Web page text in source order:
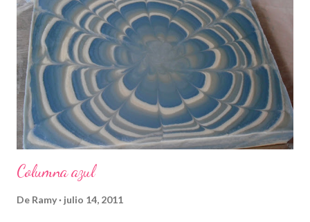
Columna azul
De Ramy julio 14, 2011